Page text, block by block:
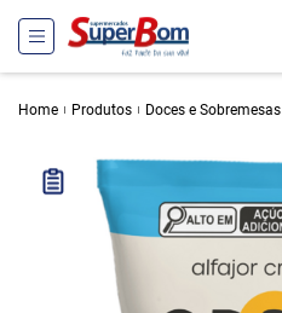
Home Produtos Doces e Sobremesas